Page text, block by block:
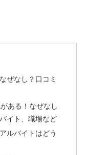
ぜなし？口コミ
ある！なぜなし
イト、職場など
ルバイトはどう